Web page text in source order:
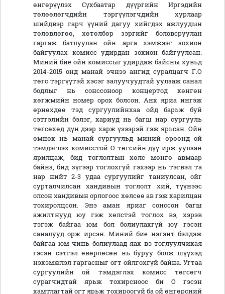
өнгөрүүлэх Сүхбаатар дүүргийн Иргэдийн
төлөөлөгчдийн тэргүүлэгчдийн хурлаар
шийдвэр гарч үүний дагуу хийгдэх ажлуудын
төлөвлөгөө, хөтөлбөр зэргийг боловсруулан
гаргаж батлуулан ойн арга хэмжээг зохион
байгуулах комисс удирдан зохион байгуулсан.
Миний бие ойн комиссыг удирдаж байсны хувьд
2014-2015 онд манай эчнээ ангид суралцагч Г.О
төгс тэргүүтэй хэсэг залуучуудтай уулзаж санал
бодлыг нь сонссоноор концертод хөнгөн
хөгжмийн номер орох болсон. Анх яриа ингэж
өрнөхдөө тэд сургуулийнхаа ойд барьж буй
сэтгэлийн бэлэг, хариуд нь багш нар сургууль
төгсөхөд дүн дээр харж үзээрэй гэж ярьсан. Ойн
өмнөх нь манай сургуульд миний өрөөнд ой
тэмдэглэх комисстой О төгсийн дүү ирж уулзан
ярилцаж, бид тоглолтын хөлс мөнгө авмаар
байна, бид зүгээр тоглохгүй гэхээр нь тэгвэл та
нар нийт 2-3 удаа сургуулийг таниулсан, ойг
сурталчилсан хандивын тоглолт хий, түүнээс
олсон хандивын орлогоос хөлсөө ав гэж харилцан
тохиролцсон. Энэ аман яриаг сонссон багш
ажилтнууд юу гэж хөлстэй тоглох вэ, хэрэв
тэгэж байгаа юм бол болиулахгүй юу гэсэн
саналууд орж ирсэн. Миний бие нэгэнт бэлдэж
байгаа юм чинь болиулаад яах вэ тоглуулчихая
гэсэн сэтгэл өвөрлөсөн нь буруу болж шүүхэд
нэхэмжлэл гаргасныг огт ойлгохгүй байна. Угтаа
сургуулийн ой тэмдэглэх комисс төгсөгч
сурагчидтай ярьж тохирсноос би О гэсэн
хамтлагтай огт ярьж тохироогүй ба ой өнгөрсний